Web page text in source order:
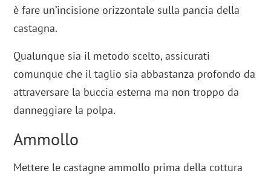
è fare un’incisione orizzontale sulla pancia della
castagna.
Qualunque sia il metodo scelto, assicurati
comunque che il taglio sia abbastanza profondo da
attraversare la buccia esterna ma non troppo da
danneggiare la polpa.
Ammollo
Mettere le castagne ammollo prima della cottura